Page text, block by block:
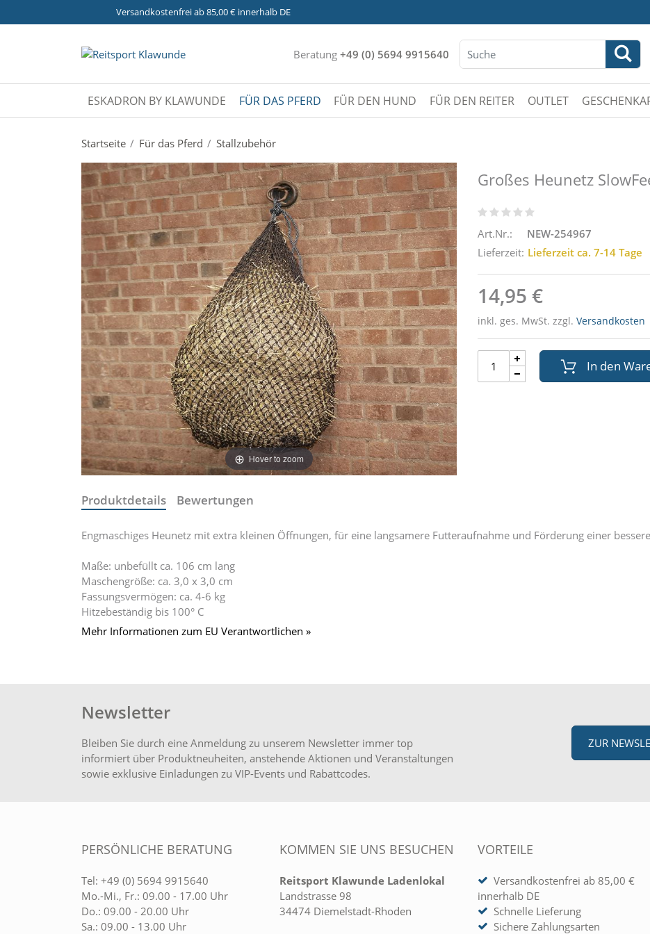
Versandkostenfrei ab 85,00 € innerhalb DE
Beratung +49 (0) 5694 9915640
ESKADRON BY KLAWUNDE FÜR DAS PFERD FÜR DEN HUND FÜR DEN REITER OUTLET
Startseite Für das Pferd Stallzubehör
Hover to zoom
Großes Heunetz
Art.Nr.:
NEW-254967
Lieferzeit: Lieferzeit ca. 7-14 Tage
14,95 €
inkl. ges. MwSt. zzgl. Versandkosten
In den
Produktdetails Bewertungen
Engmaschiges Heunetz mit extra kleinen Öffnungen, für eine langsamere Futteraufnahme und Förderung einer
Maße: unbefüllt ca. 106 cm lang
Maschengröße: ca. 3,0 x 3,0 cm
Fassungsvermögen: ca. 4-6 kg
Hitzebeständig bis 100° C
Mehr Informationen zum EU Verantwortlichen »
Newsletter
Bleiben Sie durch eine Anmeldung zu unserem Newsletter immer top
informiert über Produktneuheiten, anstehende Aktionen und Veranstaltungen
sowie exklusive Einladungen zu VIP-Events und Rabattcodes.
ZUR
PERSÖNLICHE BERATUNG
Tel: +49 (0) 5694 9915640
Mo.-Mi., Fr.: 09.00 - 17.00 Uhr
Do.: 09.00 - 20.00 Uhr
Sa.: 09.00 - 13.00 Uhr
KOMMEN SIE UNS BESUCHEN
Reitsport Klawunde Ladenlokal
Landstrasse 98
34474 Diemelstadt-Rhoden
VORTEILE
Versandkostenfrei ab 85,00 €
innerhalb DE
Schnelle Lieferung
Sichere Zahlungsarten